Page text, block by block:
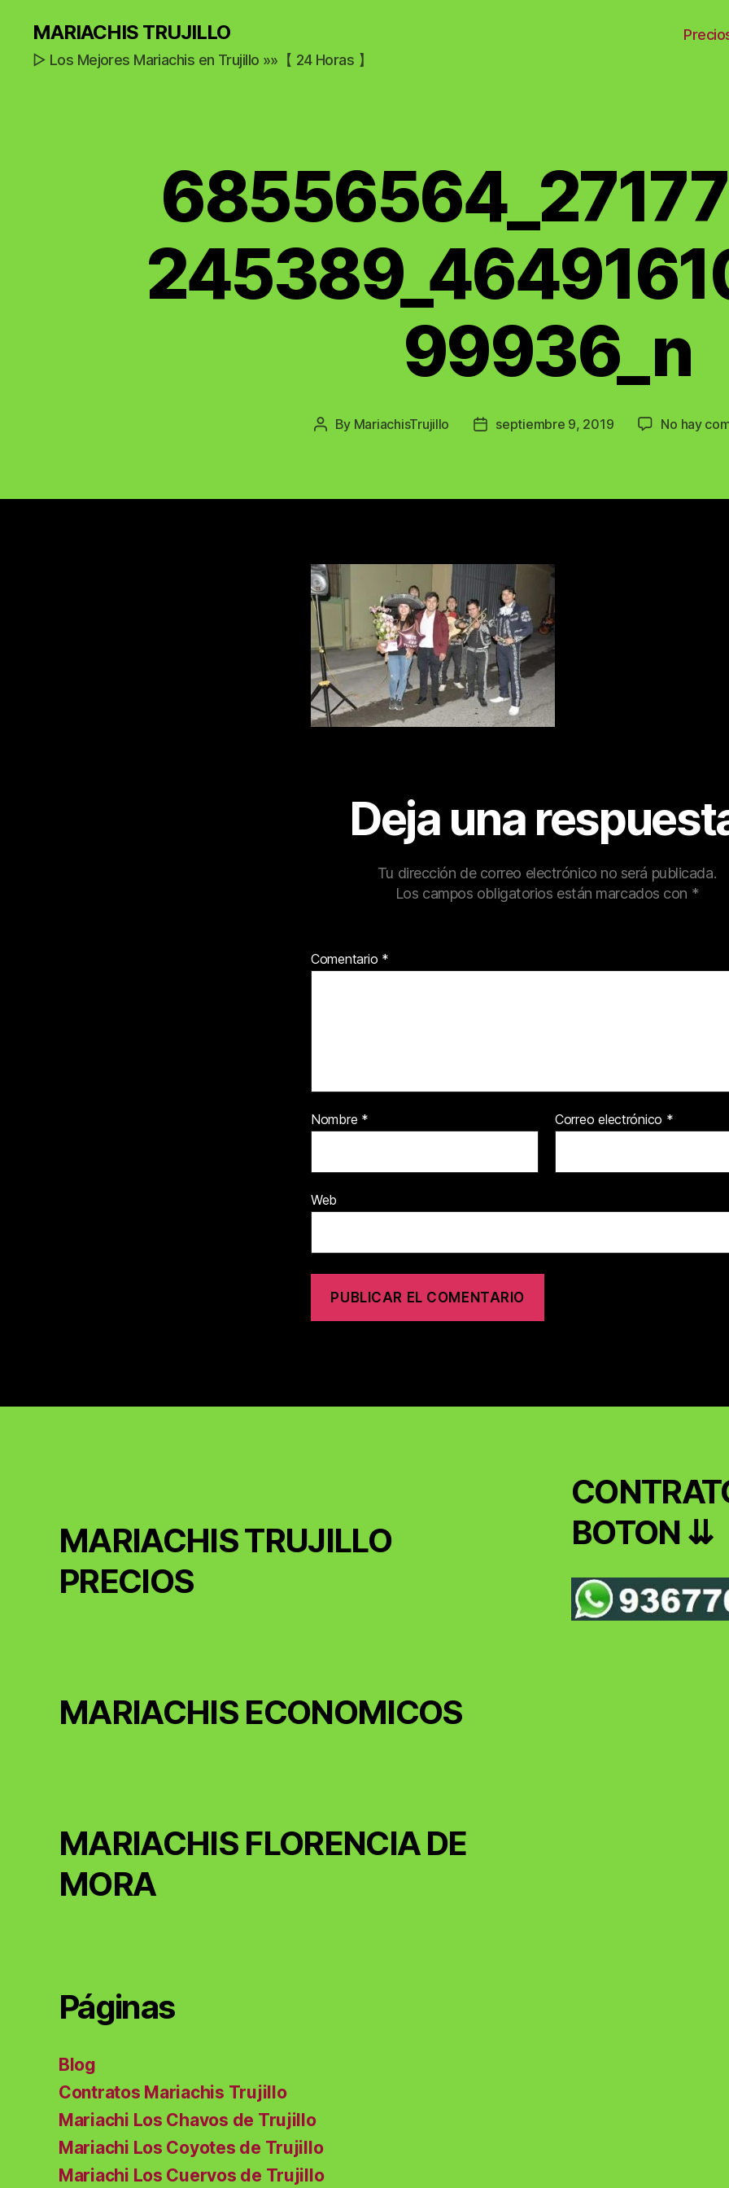
MARIACHIS TRUJILLO
▷ Los Mejores Mariachis en Trujillo »»【 24 Horas 】
99936_n
Post
By MariachisTrujillo
Postseptiembre 9, 2019 No hay
Deja una
Tu dirección de correo electrónico no será publicada.
Los campos obligatorios están marcados con *
Comentario *
Nombre * Correo electrónico *
Web
MARIACHIS TRUJILLO
PRECIOS
MARIACHIS ECONOMICOS
MARIACHIS FLORENCIA DE
MORA
Páginas
Blog
Contratos Mariachis Trujillo
Mariachi Los Chavos de Trujillo
Mariachi Los Coyotes de Trujillo
Mariachi Los Cuervos de Trujillo
BOTON ⇊